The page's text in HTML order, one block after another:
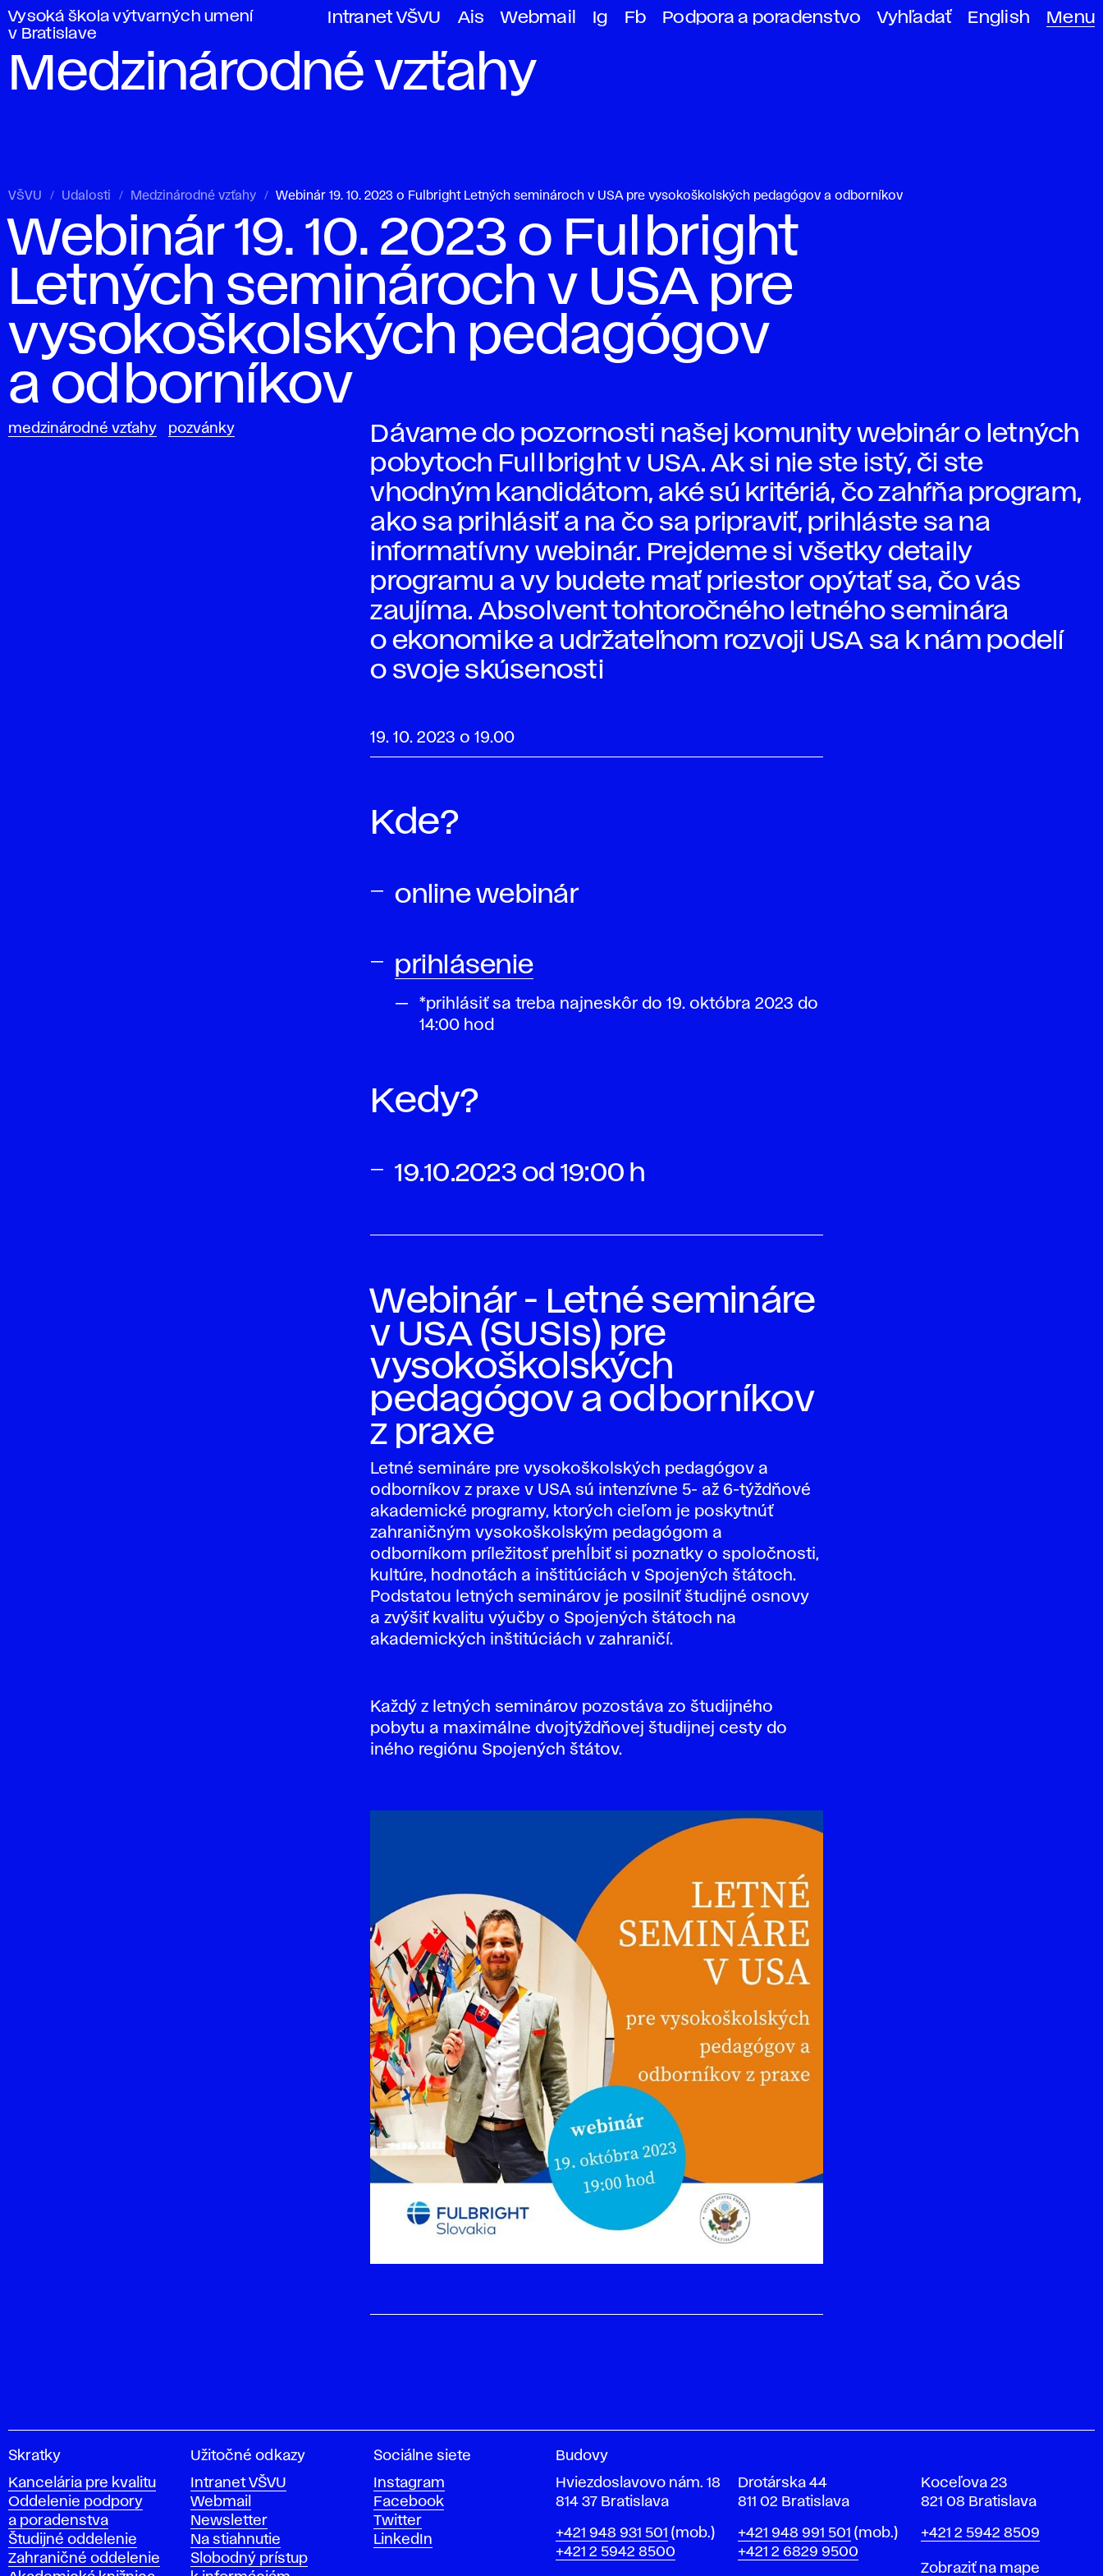
Vysoká škola výtvarných umení
v Bratislave
Intranet VŠVU Ais Webmail Ig Fb Podpora a poradenstvo Vyhľadať English Menu
Medzinárodné vzťahy
VŠVU Udalosti Medzinárodné vzťahy Webinár 19. 10. 2023 o Fulbright Letných seminároch v USA pre vysokoškolských pedagógov a odborníkov
Webinár 19. 10. 2023 o Fulbright
Letných seminároch v USA pre
vysokoškolských pedagógov
a odborníkov
medzinárodné vzťahy pozvánky
Dávame do pozornosti našej komunity webinár o letných
pobytoch Fullbright v USA. Ak si nie ste istý, či ste
vhodným kandidátom, aké sú kritériá, čo zahŕňa program,
ako sa prihlásiť a na čo sa pripraviť, prihláste sa na
informatívny webinár. Prejdeme si všetky detaily
programu a vy budete mať priestor opýtať sa, čo vás
zaujíma. Absolvent tohtoročného letného seminára
o ekonomike a udržateľnom rozvoji USA sa k nám podelí
o svoje skúsenosti
19. 10. 2023 o 19.00
Kde?
online webinár
prihlásenie
*prihlásiť sa treba najneskôr do 19. októbra 2023 do
14:00 hod
Kedy?
19.10.2023 od 19:00 h
Webinár - Letné semináre
v USA (SUSIs) pre
vysokoškolských
pedagógov a odborníkov
z praxe
Letné semináre pre vysokoškolských pedagógov a
odborníkov z praxe v USA sú intenzívne 5- až 6-týždňové
akademické programy, ktorých cieľom je poskytnúť
zahraničným vysokoškolským pedagógom a
odborníkom príležitosť prehĺbiť si poznatky o spoločnosti,
kultúre, hodnotách a inštitúciách v Spojených štátoch.
Podstatou letných seminárov je posilniť študijné osnovy
a zvýšiť kvalitu výučby o Spojených štátoch na
akademických inštitúciách v zahraničí.
Každý z letných seminárov pozostáva zo študijného
pobytu a maximálne dvojtýždňovej študijnej cesty do
iného regiónu Spojených štátov.
V
s
o
k
á
š
Skratky
Kancelária pre kvalitu
Oddelenie podpory
a poradenstva
Študijné oddelenie
Zahraničné oddelenie
Užitočné odkazy
Intranet VŠVU
Webmail
Newsletter
Na stiahnutie
Slobodný prístup
Sociálne siete
Instagram
Facebook
Twitter
LinkedIn
Budovy
Hviezdoslavovo nám. 18
814 37 Bratislava
Telefón
+421 948 931 501 (mob.)
+421 2 5942 8500
Drotárska 44
811 02 Bratislava
Telefón
+421 948 991 501 (mob.)
+421 2 6829 9500
Koceľova 23
821 08 Bratislava
Telefón
+421 2 5942 8509
Mapa
Zobraziť na mape